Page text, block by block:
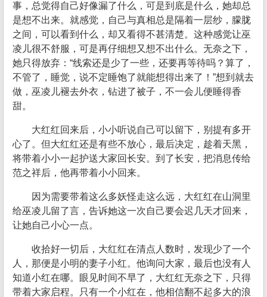
事，总觉得自己好像漏了什么，可是到底是什么，她却总
是想不出来。就感觉，自己与真相总是隔着一层纱，朦胧
之间，可以看到什么，却又看得不甚清楚。这种感觉让巫
凌儿很不舒服，可是再仔细想又想不出什么。无奈之下，
她只得放弃：“线索还是少了一些，还要再等待吗？算了，
不管了，睡觉，说不定睡饱了就能想得出来了！”想到就去
做，巫凌儿褪去外衣，钻进了被子，不一会儿便睡得香
甜。
大红红回来后，小小听说自己可以留下，别提有多开
心了。但大红红还是有些不放心，最后决定，趁着天黑，
将带着小小一起护送大家回长安。到了长安，把消息传给
范之祥后，他再带着小小回来。
因为需要带着这么多妖怪走这么远，大红红在山洞里
给巫凌儿留了言，告诉她这一次自己要会迟几天才回来，
让她自己小心一点。
收拾好一切后，大红红在清点人数时，发现少了一个
人，那便是小明的妻子小红。他询问大家，最后也没有人
知道小红在哪。眼见时间不早了，大红红无奈之下，只得
带着大家启程。只有一个小红在，他相信翻不起多大的浪